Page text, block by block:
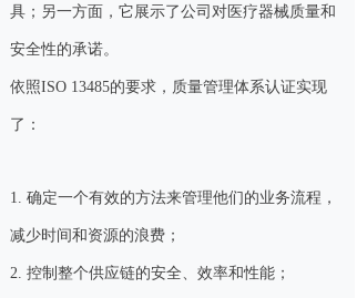
具；另一方面，它展示了公司对医疗器械质量和
安全性的承诺。
依照ISO 13485的要求，质量管理体系认证实现
了：
1. 确定一个有效的方法来管理他们的业务流程，
减少时间和资源的浪费；
2. 控制整个供应链的安全、效率和性能；